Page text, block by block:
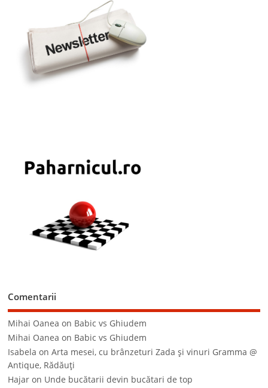
Comentarii
Mihai Oanea on Babic vs Ghiudem
Mihai Oanea on Babic vs Ghiudem
Isabela onArta mesei, cu brânzeturi Zada şi vinuri Gramma @
Antique, Rădăuţi
Hajar on Unde bucătarii devin bucătari de top